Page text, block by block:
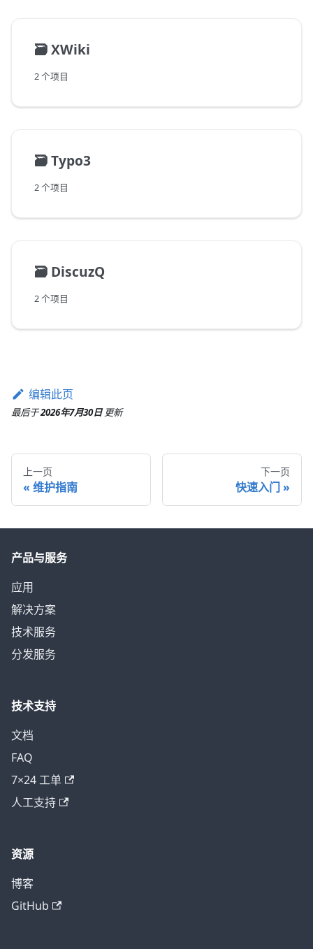
🗃️XWiki
2 个项目
🗃️Typo3
2 个项目
🗃️ DiscuzQ
2 个项目
编辑此页
最后于2026年7月30日 更新
上一页
维护指南
下一页
快速入门
产品与服务
应用
解决方案
技术服务
分发服务
技术支持
文档
FAQ
7×24 工单
人工支持
资源
博客
GitHub